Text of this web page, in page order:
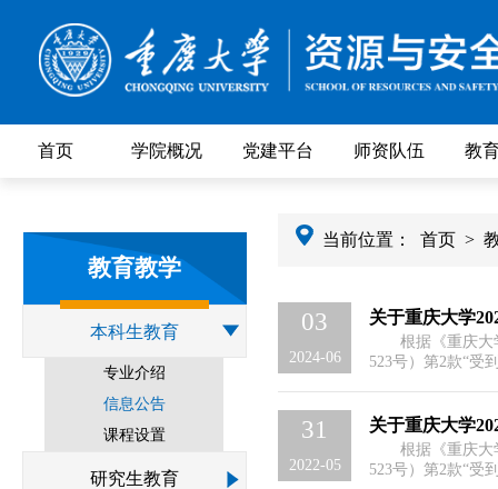
首页 学院概况 党建平台 师资队伍 教
教育教学
本科生教育
专业介绍
信息公告
课程设置
研究生教育
当前位置： 首页 >
03
2024-06
关于重庆大学
根据《重庆大
523号）第2款“受
院申请补授学士
31
2022-05
关于重庆大学
根据《重庆大
523号）第2款“受